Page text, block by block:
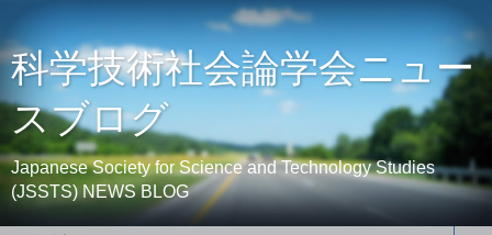
科学技術社会論学会ニュー
スブログ
Japanese Society for Science and Technology Studies
(JSSTS) NEWS BLOG